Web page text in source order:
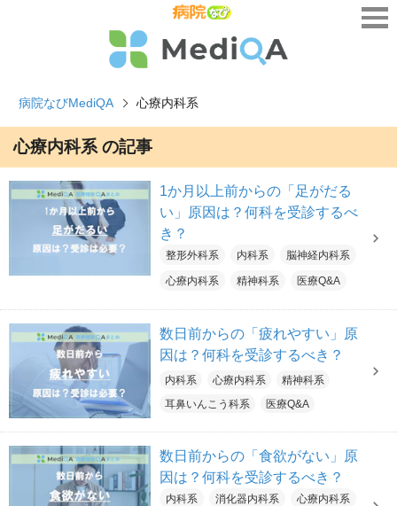
病院なびMediQA 心療内科系
心療内科系 の記事
1か月以上前からの「足がだる
い」原因は？何科を受診するべ
き？
整形外科系 内科系 脳神経内科系
心療内科系 精神科系 医療Q&A
数日前からの「疲れやすい」原
因は？何科を受診するべき？
内科系 心療内科系
精神科系
耳鼻いんこう科系
医療Q&A
数日前からの「食欲がない」原
因は？何科を受診するべき？
内科系 消化器内科系 心療内科系